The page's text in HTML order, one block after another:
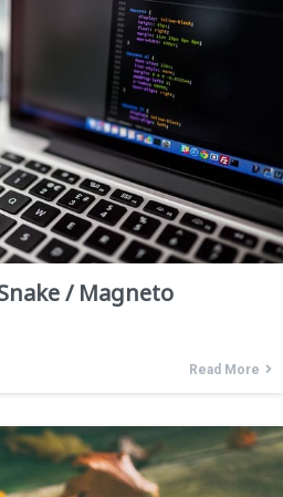
/ Magneto
Read More